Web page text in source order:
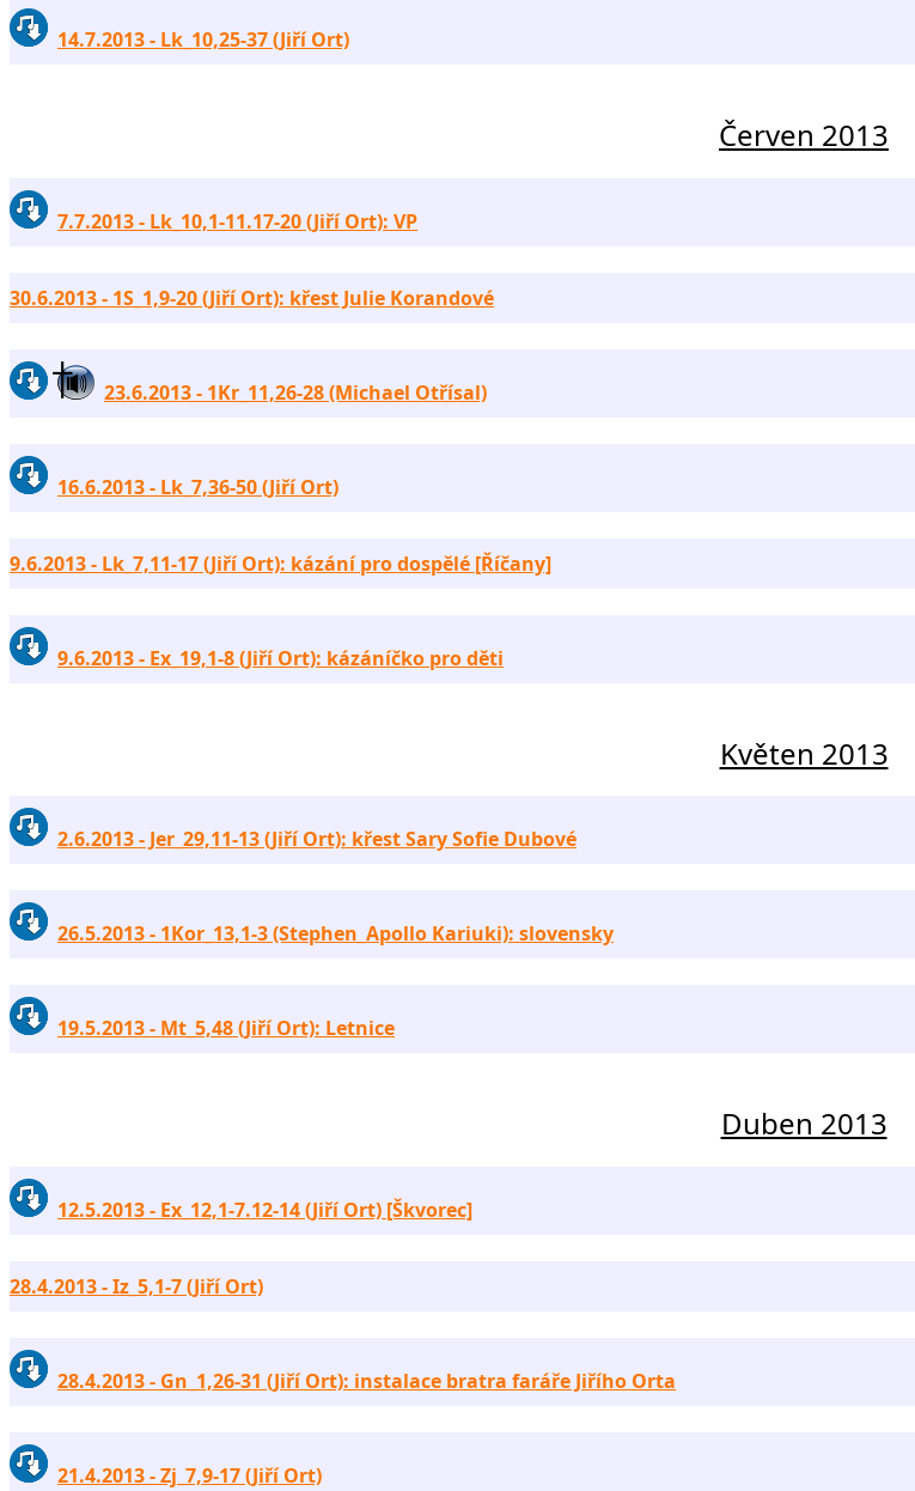
14.7.2013 - Lk_10,25-37 (Jiří Ort)
Červen 2013
7.7.2013 - Lk_10,1-11.17-20 (Jiří Ort): VP
30.6.2013 - 1S_1,9-20 (Jiří Ort): křest Julie Korandové
23.6.2013 - 1Kr_11,26-28 (Michael Otřísal)
16.6.2013 - Lk_7,36-50 (Jiří Ort)
9.6.2013 - Lk_7,11-17 (Jiří Ort): kázání pro dospělé [Říčany]
9.6.2013 - Ex_19,1-8 (Jiří Ort): kázáníčko pro děti
Květen 2013
2.6.2013 - Jer_29,11-13 (Jiří Ort): křest Sary Sofie Dubové
26.5.2013 - 1Kor_13,1-3 (Stephen_Apollo Kariuki): slovensky
19.5.2013 - Mt_5,48 (Jiří Ort): Letnice
Duben 2013
12.5.2013 - Ex_12,1-7.12-14 (Jiří Ort) [Škvorec]
28.4.2013 - Iz_5,1-7 (Jiří Ort)
28.4.2013 - Gn_1,26-31 (Jiří Ort): instalace bratra faráře Jiřího Orta
21.4.2013 - Zj_7,9-17 (Jiří Ort)